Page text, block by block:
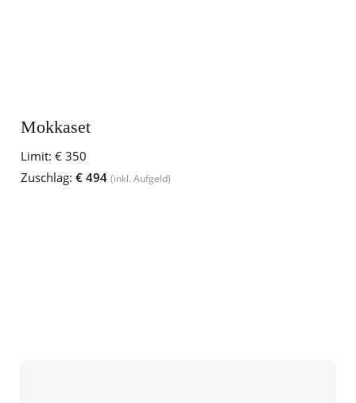
Mokkaset
Limit: € 350
Zuschlag: € 494 (inkl. Aufgeld)